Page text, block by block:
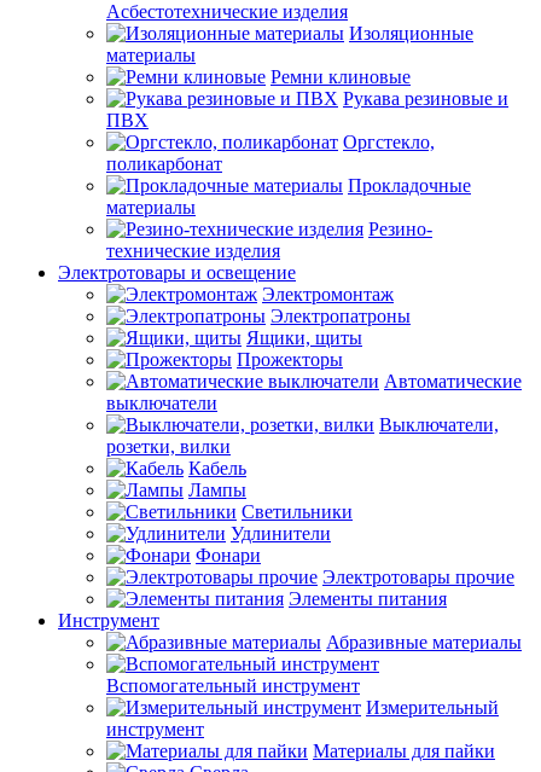
Асбестотехнические изделия
Изоляционные
материалы
Ремни клиновые
Рукава резиновые и
ПВХ
Оргстекло,
поликарбонат
Прокладочные
материалы
Резино-
технические изделия
Электротовары и освещение
Электромонтаж
Электропатроны
Ящики, щиты
Прожекторы
Автоматические
выключатели
Выключатели,
розетки, вилки
Кабель
Лампы
Светильники
Удлинители
Фонари
Электротовары прочие
Элементы питания
Инструмент
Абразивные материалы
Вспомогательный инструмент
Измерительный
инструмент
Материалы для пайки